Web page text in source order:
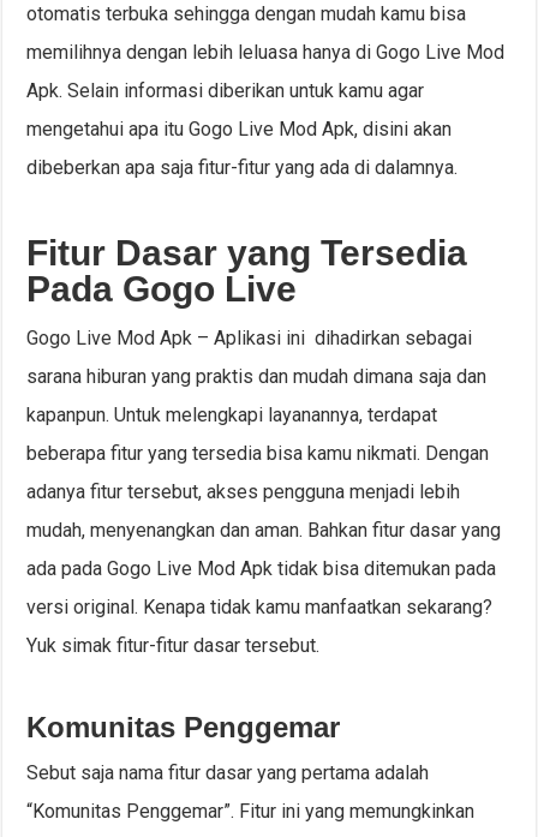
otomatis terbuka sehingga dengan mudah kamu bisa
memilihnya dengan lebih leluasa hanya di Gogo Live Mod
Apk. Selain informasi diberikan untuk kamu agar
mengetahui apa itu Gogo Live Mod Apk, disini akan
dibeberkan apa saja fitur-fitur yang ada di dalamnya.
Fitur Dasar yang Tersedia
Pada Gogo Live
Gogo Live Mod Apk – Aplikasi ini dihadirkan sebagai
sarana hiburan yang praktis dan mudah dimana saja dan
kapanpun. Untuk melengkapi layanannya, terdapat
beberapa fitur yang tersedia bisa kamu nikmati. Dengan
adanya fitur tersebut, akses pengguna menjadi lebih
mudah, menyenangkan dan aman. Bahkan fitur dasar yang
ada pada Gogo Live Mod Apk tidak bisa ditemukan pada
versi original. Kenapa tidak kamu manfaatkan sekarang?
Yuk simak fitur-fitur dasar tersebut.
Komunitas Penggemar
Sebut saja nama fitur dasar yang pertama adalah
“Komunitas Penggemar”. Fitur ini yang memungkinkan